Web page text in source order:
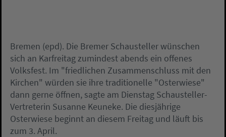
Bremen (epd). Die Bremer Schausteller wünschen
sich an Karfreitag zumindest abends ein offenes
Volksfest. Im "friedlichen Zusammenschluss mit den
Kirchen" würden sie ihre traditionelle "Osterwiese"
dann gerne öffnen, sagte am Dienstag Schausteller-
Vertreterin Susanne Keuneke. Die diesjährige
Osterwiese beginnt an diesem Freitag und läuft bis
zum 3. April.